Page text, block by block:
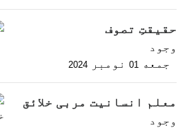
حقیقتِ تصوف
وجود
جمعه 01 نومبر 2024
معلم انسانیت مربی خلائق
وجود